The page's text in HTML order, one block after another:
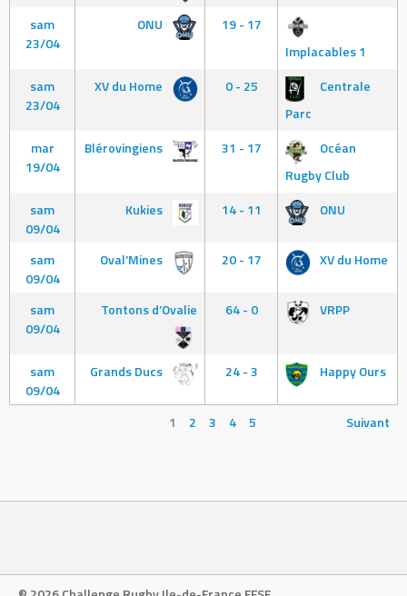
sam
23/04
ONU
19 - 17
Implacables 1
sam
23/04
XV du Home 0 - 25
Centrale
Parc
mar
19/04
Blérovingiens 31 - 17
Océan
Rugby Club
sam
09/04
Kukies 14 - 11 ONU
sam
09/04
Oval’Mines 20 - 17 XV du Home
sam
09/04
Tontons d’Ovalie 64 - 0 VRPP
sam
09/04
Grands Ducs 24 - 3 Happy Ours
1 2 3 4 5 Suivant